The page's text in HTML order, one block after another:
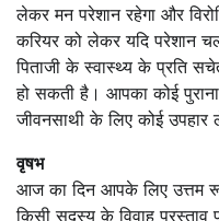
लेकर मन परेशान रहेगा और
करियर को लेकर यदि परेशान
पिताजी के स्वास्थ्य के प्रति
हो सकती है। आपका कोई
जीवनसाथी के लिए कोई
वृषभ
आज का दिन आपके लिए उत्तम
किसी सदस्य के विवाह प्रस्ताव